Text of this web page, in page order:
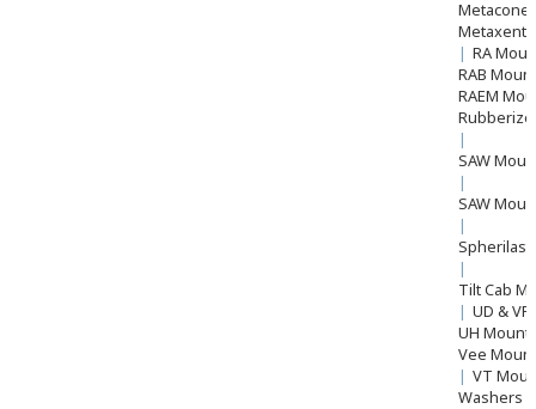
Metacone
| RA
RAB
RAEM
|
SAW
|
SAW
|
|
Tilt Cab
| UD &
UH Mount
Vee
| VT
Washers